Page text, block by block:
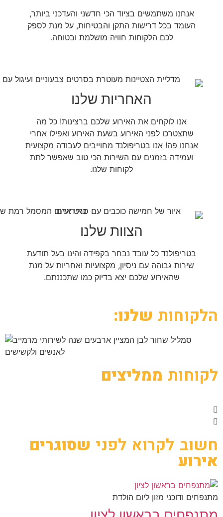
אנחנו משתמשים בציוד הכי חדשני והעדכני ביותר,
העומד בכל דרישות התקן והבטיחות, על מנת לספק
לכם הלקוחות חוויה מושלמת ובטוחה.
האחריות שלנו
אנו לוקחים את האירוע שלכם ברצינות! כל מה
שתצטרכו לפני האירוע בשעת האירוע ואפילו אחרי
אנחנו פה! אנו בטריפולנד מחוייבים לעבודה מקצועית
ועמידה בזמנים עם השירות הכי טוב שאפשר לתת
לקוחות שלנו.
הצוות שלנו
בטריפולנד כל עובד נבחר בקפידה והינו בעל תודעת
שירות גבוהה עם ניסיון, מקצועיות ואחריות על מנת
שהאירוע שלכם יצא בדיוק כמו שתכננתם.
הלקוחות שלנו:
לקוחות ממליצים
חשוב לקרוא לפני שסוגרים
אירוע
מתנפחים ודוכני מזון ליום הולדת